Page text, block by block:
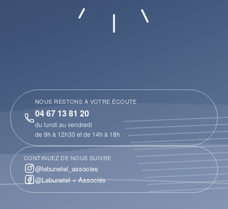
NOUS RESTONS À VOTRE ÉCOUTE
04 67 13 81 20
du lundi au vendredi
de 9h à 12h30 et de 14h à 18h
CONTINUEZ DE NOUS SUIVRE
@lebunetel_associes
@Lebunetel + Associés